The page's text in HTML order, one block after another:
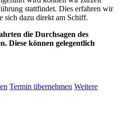
stattfindet. Dies erfahren wir
sich dazu direkt am Schiff.
die Durchsagen des
Diese können gelegentlich
Termin übernehmen Weitere